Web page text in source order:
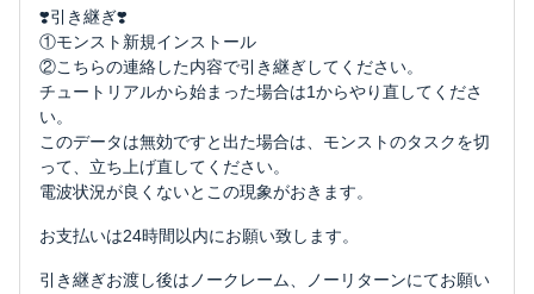
❣️引き継ぎ❣️
①モンスト新規インストール
②こちらの連絡した内容で引き継ぎしてください。
チュートリアルから始まった場合は1からやり直してくださ
い。
このデータは無効ですと出た場合は、モンストのタスクを切
って、立ち上げ直してください。
電波状況が良くないとこの現象がおきます。
お支払いは24時間以内にお願い致します。
引き継ぎお渡し後はノークレーム、ノーリターンにてお願い